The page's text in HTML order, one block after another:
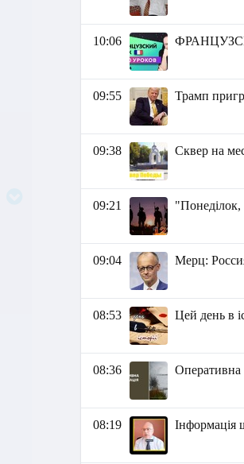
10:06
09:55 Трамп
09:38 Сквер на
09:21
09:04 Мерц:
08:53 Цей день в
08:36 Оперативна
08:19 Інформація